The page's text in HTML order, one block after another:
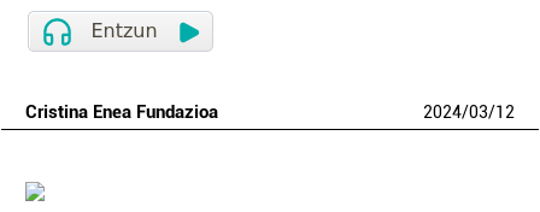
Cristina Enea Fundazioa 2024/03/12